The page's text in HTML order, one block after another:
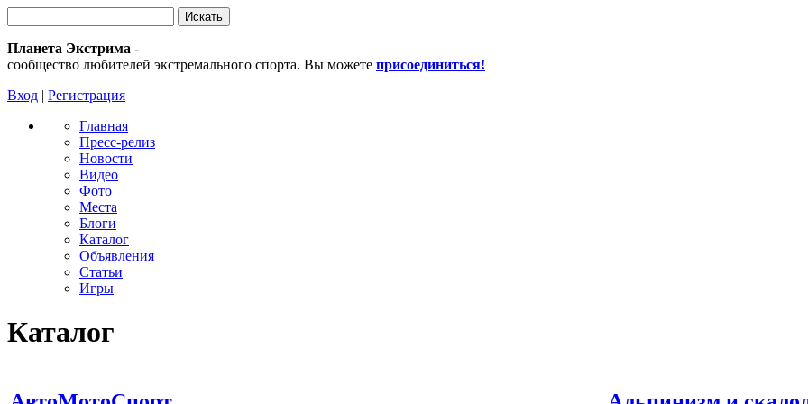
Планета Экстрима -
сообщество любителей экстремального спорта. Вы можете присоединиться!
Вход | Регистрация
Главная
Пресс-релиз
Новости
Видео
Фото
Места
Блоги
Каталог
Объявления
Статьи
Игры
Каталог